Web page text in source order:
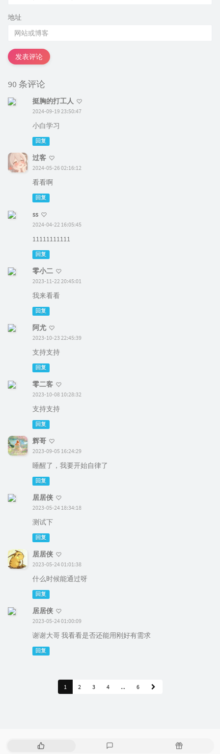
地址
发表评论
90 条评论
挺胸的打工人
2024-09-19 23:50:47
小白学习
回复
过客
2024-05-26 02:16:12
看看啊
回复
ss
2024-04-22 16:05:45
11111111111
回复
零小二
2023-11-22 20:45:01
我来看看
回复
阿尤
2023-10-23 22:45:39
支持支持
回复
零二客
2023-10-08 10:28:32
支持支持
回复
辉哥
2023-09-05 16:24:29
睡醒了，我要开始自律了
回复
居居侠
2023-05-24 18:34:18
测试下
回复
居居侠
2023-05-24 01:01:38
什么时候能通过呀
回复
居居侠
2023-05-24 01:00:09
谢谢大哥 我看看是否还能用刚好有需求
回复
1 2 3 4 ... 6
热
随